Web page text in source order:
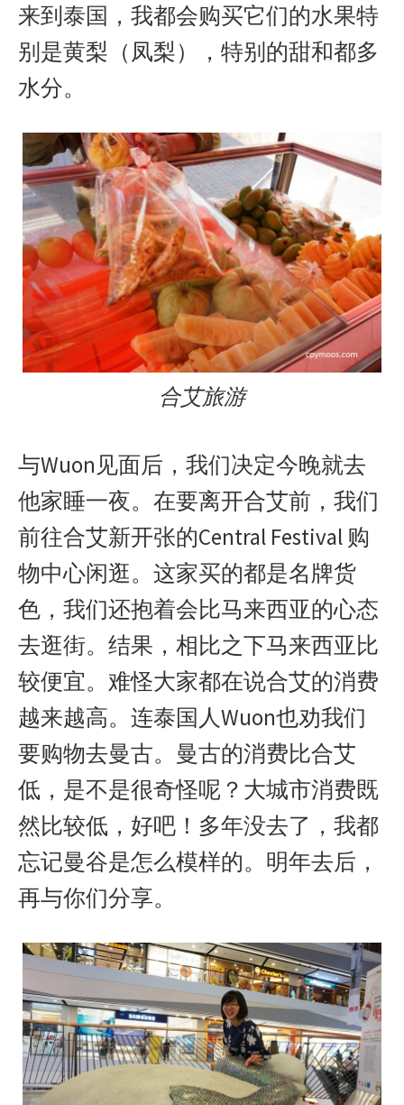
来到泰国，我都会购买它们的水果特
别是黄梨（凤梨），特别的甜和都多
水分。
合艾旅游
与Wuon见面后，我们决定今晚就去
他家睡一夜。在要离开合艾前，我们
前往合艾新开张的Central Festival 购
物中心闲逛。这家买的都是名牌货
色，我们还抱着会比马来西亚的心态
去逛街。结果，相比之下马来西亚比
较便宜。难怪大家都在说合艾的消费
越来越高。连泰国人Wuon也劝我们
要购物去曼古。曼古的消费比合艾
低，是不是很奇怪呢？大城市消费既
然比较低，好吧！多年没去了，我都
忘记曼谷是怎么模样的。明年去后，
再与你们分享。